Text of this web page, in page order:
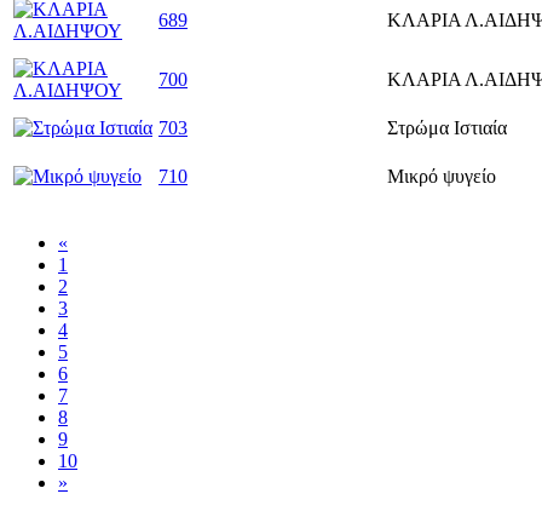
689 ΚΛΑΡΙΑ
700 ΚΛΑΡΙΑ
703 Στρώμα Ιστιαία
710 Μικρό ψυγείο
«
1
2
3
4
5
6
7
8
9
10
»